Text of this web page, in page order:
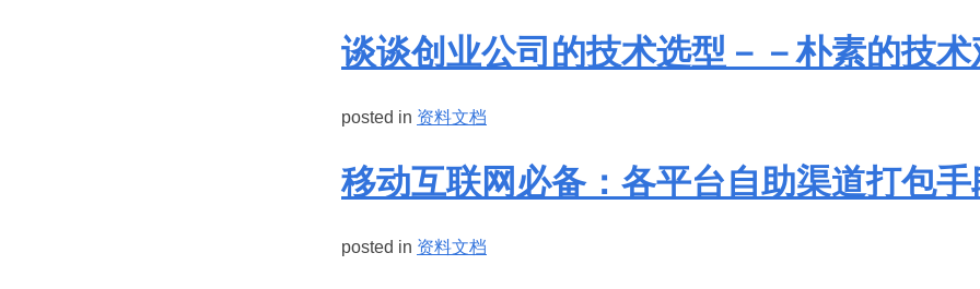
谈谈创业公司的技术选型－－朴素的技术
posted in 资料文档
移动互联网必备：各平台自助渠道打包
posted in 资料文档